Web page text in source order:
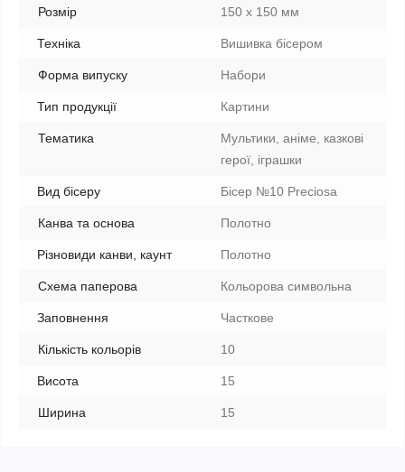
Розмір 150 х 150 мм
Техніка Вишивка бісером
Форма випуску Набори
Тип продукції Картини
Тематика
Мультики, аніме, казкові
герої, іграшки
Вид бісеру Бісер №10 Preciosa
Канва та основа Полотно
Різновиди канви, каунт Полотно
Схема паперова Кольорова символьна
Заповнення Часткове
Кількість кольорів 10
Висота 15
Ширина 15